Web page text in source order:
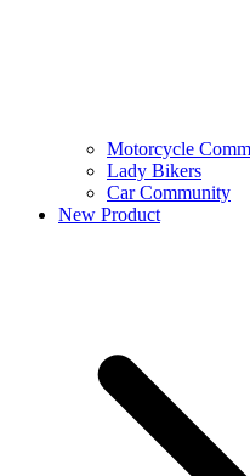
Motorcycle
Lady Bikers
Car Community
New Product